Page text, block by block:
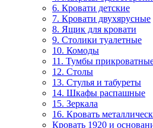
6. Кровати детские
7. Кровати двухярусные
8. Ящик для кровати
9. Столики туалетные
10. Комоды
11. Тумбы
12. Столы
13. Стулья и табуреты
14. Шкафы распашные
15. Зеркала
16. Кровать
Кровать 1920 и